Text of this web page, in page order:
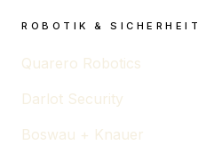
ROBOTIK & SICHERHEIT
Quarero Robotics
Darlot Security
Boswau + Knauer